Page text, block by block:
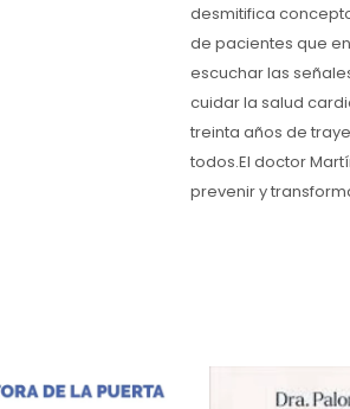
desmitifica
de pacientes que
escuchar las
cuidar la salud
treinta años de
todos.El doctor
prevenir y